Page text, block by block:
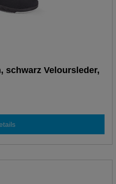
schwarz Veloursleder,